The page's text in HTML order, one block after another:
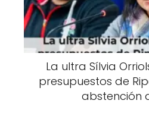
La ultra Sílvia
presupuestos de
abstención